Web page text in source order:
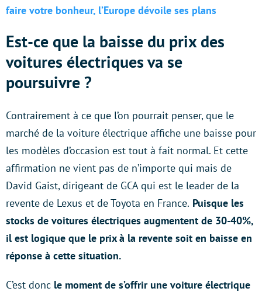
faire votre bonheur, l’Europe dévoile ses plans
Est-ce que la baisse du prix des
voitures électriques va se
poursuivre ?
Contrairement à ce que l’on pourrait penser, que le
marché de la voiture électrique affiche une baisse pour
les modèles d’occasion est tout à fait normal. Et cette
affirmation ne vient pas de n’importe qui mais de
David Gaist, dirigeant de GCA qui est le leader de la
revente de Lexus et de Toyota en France. Puisque les
stocks de voitures électriques augmentent de 30-40%,
il est logique que le prix à la revente soit en baisse en
réponse à cette situation.
C’est donc le moment de s’offrir une voiture électrique